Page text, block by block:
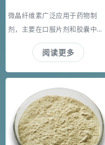
微晶纤维素广泛应用于药物制
剂，主要在口服片剂和胶囊中用
作稀释剂和粘合剂，不仅可用于
湿法制粒也可用于干法直接压
晶纤维素，主要成分为以β-1，4-
葡萄糖苷键结合的直链式多糖类
物质，是天然纤维素经稀酸水解
至极限聚合度(LOOP)的可自由流
阅读更多